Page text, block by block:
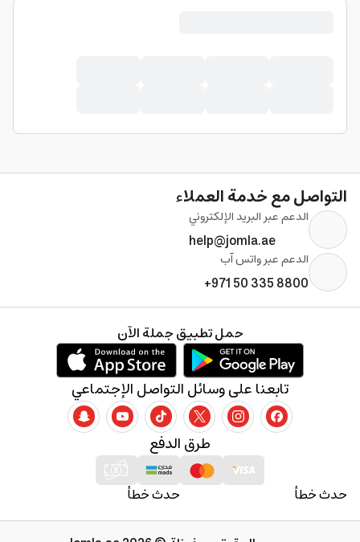
التواصل مع خدمة العملاء
الدعم عبر البريد الإلكتروني
help@jomla.ae
الدعم عبر واتس آب
+971 50 335 8800
حدث خطأ حدث خطأ
طرق الدفع
تابعنا على وسائل التواصل الإجتماعي
حمل تطبيق جملة الآن